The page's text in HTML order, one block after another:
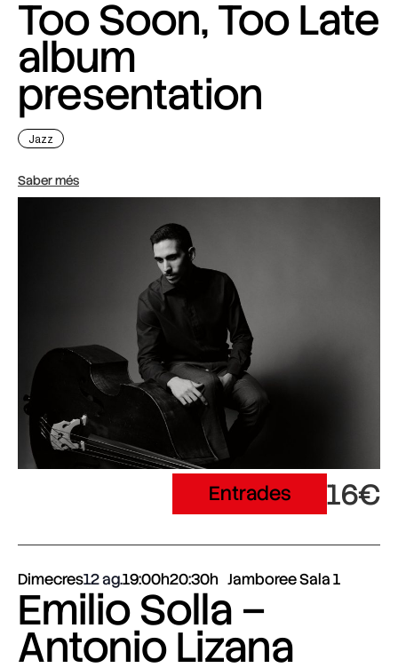
Too Soon, Too Late
album
presentation
Jazz
Saber més
Entrades 16€
Dimecres12 ag.19:00h20:30h Jamboree Sala 1
Emilio Solla –
Antonio Lizana